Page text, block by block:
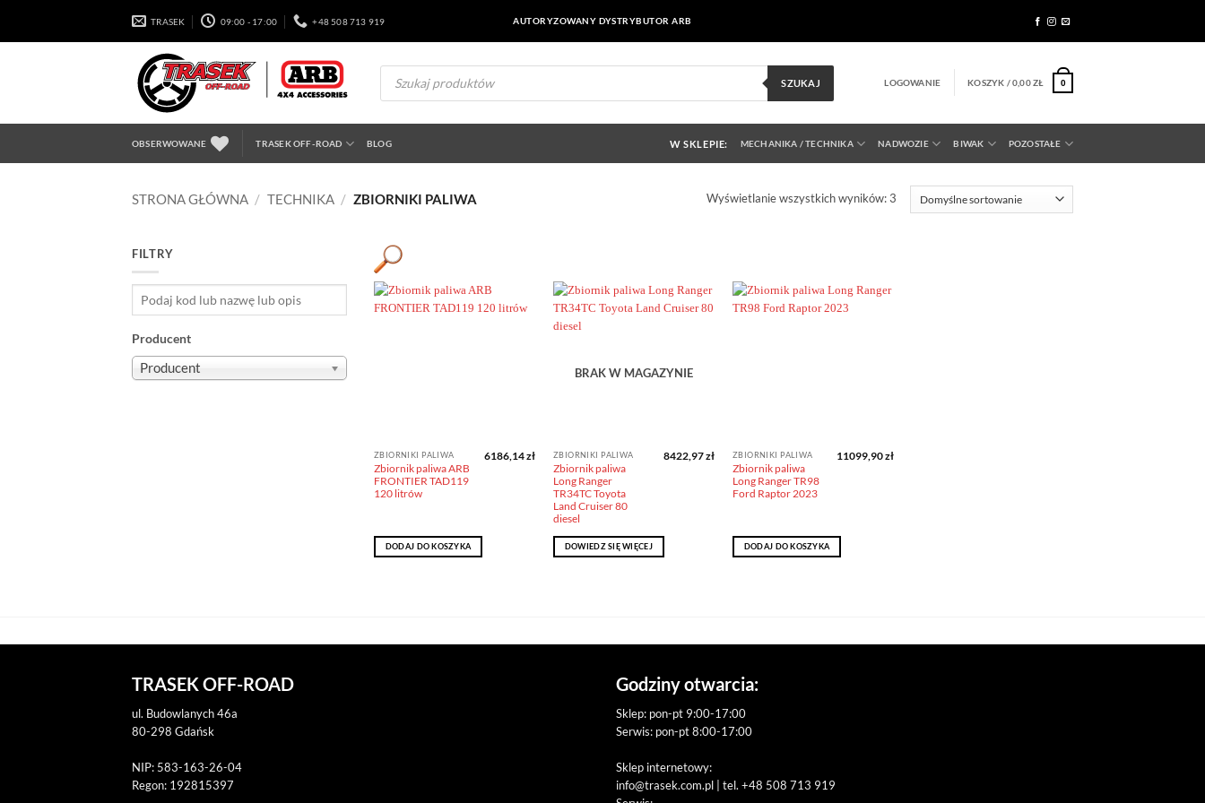
zawartości
TRASEK 09:00 - 17:00 +48 508 713 919 AUTORYZOWANY DYSTRYBUTOR ARB
Wyszukiwarka
produktów
SZUKAJ LOGOWANIE KOSZYK /0,00ZŁ 0
OBSERWOWANE TRASEK OFF-ROAD BLOG W SKLEPIE: MECHANIKA / TECHNIKA NADWOZIE BIWAK POZOSTAŁE
STRONA GŁÓWNA / TECHNIKA / ZBIORNIKI PALIWA Wyświetlanie wszystkich wyników: 3
FILTRY
Producent
Producent
ZBIORNIKI PALIWA
Zbiornik paliwa ARB
FRONTIER TAD119
120 litrów
6186,14zł
DODAJ DO KOSZYKA
BRAK W MAGAZYNIE
ZBIORNIKI PALIWA
Zbiornik paliwa
Long Ranger
TR34TC Toyota
Land Cruiser 80
diesel
8422,97zł
DOWIEDZ SIĘ WIĘCEJ
ZBIORNIKI PALIWA
Zbiornik paliwa
Long Ranger TR98
Ford Raptor 2023
11099,90zł
DODAJ DO KOSZYKA
TRASEK OFF-ROAD
ul. Budowlanych 46a
80-298 Gdańsk
NIP: 583-163-26-04
Regon: 192815397
Godziny otwarcia:
Sklep: pon-pt 9:00-17:00
Serwis: pon-pt 8:00-17:00
Sklep internetowy:
info@trasek.com.pl | tel. +48 508 713 919